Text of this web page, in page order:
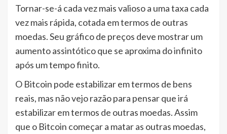
Tornar-se-á cada vez mais valioso a uma taxa cada
vez mais rápida, cotada em termos de outras
moedas. Seu gráfico de preços deve mostrar um
aumento assintótico que se aproxima do infinito
após um tempo finito.
O Bitcoin pode estabilizar em termos de bens
reais, mas não vejo razão para pensar que irá
estabilizar em termos de outras moedas. Assim
que o Bitcoin começar a matar as outras moedas,